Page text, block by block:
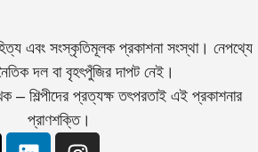
এবং সংস্কৃতিমূলক প্রকাশনা সংস্থা। নেপথ্যে
দল বা বৃহৎপুঁজির দাপট নেই।
– শিল্পীদের প্রত্যক্ষ তৎপরতাই এই প্রকাশনার
প্রাণশক্তি।